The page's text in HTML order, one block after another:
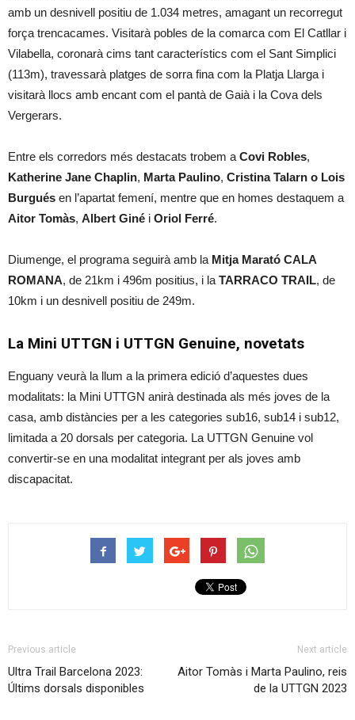
amb un desnivell positiu de 1.034 metres, amagant un recorregut
força trencacames. Visitarà pobles de la comarca com El Catllar i
Vilabella, coronarà cims tant característics com el Sant Simplici
(113m), travessarà platges de sorra fina com la Platja Llarga i
visitarà llocs amb encant com el pantà de Gaià i la Cova dels
Vergerars.
Entre els corredors més destacats trobem a Covi Robles,
Katherine Jane Chaplin, Marta Paulino, Cristina Talarn o Lois
Burgués en l’apartat femení, mentre que en homes destaquem a
Aitor Tomàs, Albert Giné i Oriol Ferré.
Diumenge, el programa seguirà amb la Mitja Marató CALA
ROMANA, de 21km i 496m positius, i la TARRACO TRAIL, de
10km i un desnivell positiu de 249m.
La Mini UTTGN i UTTGN Genuine, novetats
Enguany veurà la llum a la primera edició d’aquestes dues
modalitats: la Mini UTTGN anirà destinada als més joves de la
casa, amb distàncies per a les categories sub16, sub14 i sub12,
limitada a 20 dorsals per categoria. La UTTGN Genuine vol
convertir-se en una modalitat integrant per als joves amb
discapacitat.
Previous article
Ultra Trail Barcelona 2023:
Últims dorsals disponibles
Next article
Aitor Tomàs i Marta Paulino, reis
de la UTTGN 2023